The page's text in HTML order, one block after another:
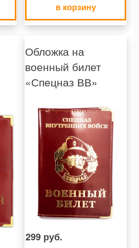
в корзину
Обложка на
военный билет
«Спецназ ВВ»
299 руб.